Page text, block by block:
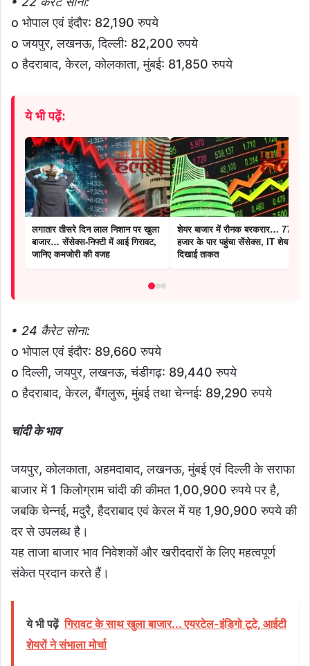
o भोपाल एवं इंदौर: 82,190 रुपये
o जयपुर, लखनऊ, दिल्ली: 82,200 रुपये
o हैदराबाद, केरल, कोलकाता, मुंबई: 81,850 रुपये
ये भी पढ़ें:
लगातार तीसरे दिन लाल निशान पर खुला
बाजार… सेंसेक्स-निफ्टी में आई गिरावट,
जानिए कमजोरी की वजह
शेयर बाजार में रौनक बरकरार… 77
हजार के पार पहुंचा सेंसेक्स, IT शेयरों ने
दिखाई ताकत
• 24 कैरेट सोना:
o भोपाल एवं इंदौर: 89,660 रुपये
o दिल्ली, जयपुर, लखनऊ, चंडीगढ़: 89,440 रुपये
o हैदराबाद, केरल, बैंगलुरू, मुंबई तथा चेन्नई: 89,290 रुपये
चांदी के भाव
जयपुर, कोलकाता, अहमदाबाद, लखनऊ, मुंबई एवं दिल्ली के सराफा
बाजार में 1 किलोग्राम चांदी की कीमत 1,00,900 रुपये पर है,
जबकि चेन्नई, मदुरै, हैदराबाद एवं केरल में यह 1,90,900 रुपये की
दर से उपलब्ध है।
यह ताजा बाजार भाव निवेशकों और खरीददारों के लिए महत्वपूर्ण
संकेत प्रदान करते हैं।
ये भी पढ़ें गिरावट के साथ खुला बाजार... एयरटेल-इंडिगो टूटे, आईटी
शेयरों ने संभाला मोर्चा